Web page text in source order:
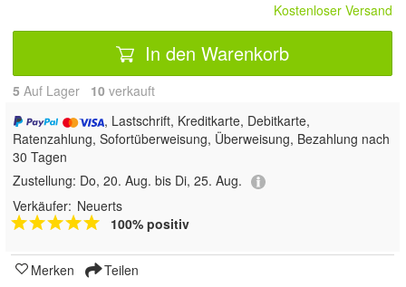
Kostenloser Versand
In den Warenkorb
5 Auf Lager 10 verkauft
, Lastschrift, Kreditkarte, Debitkarte,
Ratenzahlung, Sofortüberweisung, Überweisung, Bezahlung nach
30 Tagen
Zustellung: Do, 20. Aug. bis Di, 25. Aug.
Verkäufer: Neuerts
100% positiv
Merken Teilen